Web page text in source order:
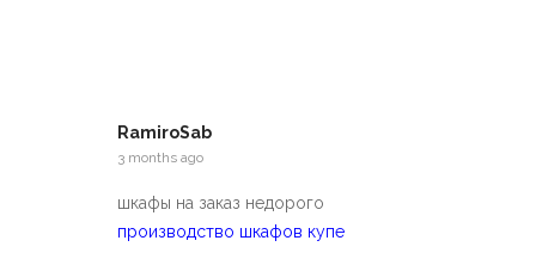
RamiroSab
3 months ago
шкафы на заказ недорого
производство шкафов купе